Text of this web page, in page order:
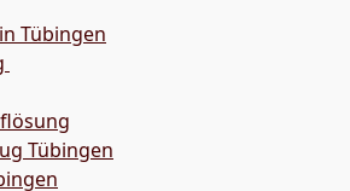
Tübingen
Tübingen